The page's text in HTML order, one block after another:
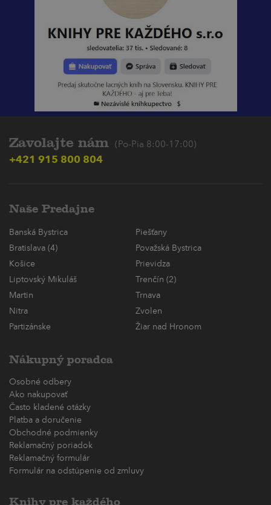
Zavolajte nám (Po-Pia 8:00-17:00)
+421 915 800 804
Naše Predajne
Banská Bystrica
Piešťany
Bratislava (4)
Považská Bystrica
Košice
Prievidza
Liptovský Mikuláš
Trenčín (2)
Martin
Trnava
Nitra
Zvolen
Partizánske
Žiar nad Hronom
Nákupný poradca
Osobné odbery
Ako nakupovať
Často kladené otázky
Platba a doručenie
Obchodné podmienky
Reklamačný poriadok
Reklamačný formulár
Formulár na odstúpenie od zmluvy
Knihy pre každého